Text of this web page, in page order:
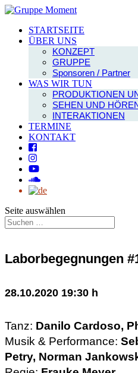
STARTSEITE
ÜBER UNS
KONZEPT
GRUPPE
Sponsoren / Partner
WAS WIR TUN
PRODUKTIONEN
SEHEN UND
INTERAKTIONEN
TERMINE
KONTAKT
Seite auswählen
Laborbegegnungen
28.10.2020 19:30 h
Tanz: Danilo Cardoso,
Musik & Performance:
Petry, Norman